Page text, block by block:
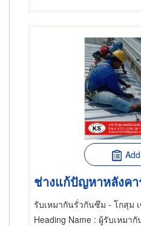
ช่างแก้ปัญหาหลังคา
รับเหมากันรั่วกันซึม - โกสุม
Heading Name : ผู้รับเหมากั